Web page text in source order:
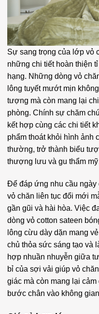
Sự sang trọng của lớp vỏ
những chi tiết hoàn thiện
hạng. Những dòng vỏ
lông tuyết mướt mịn
tượng mà còn mang lại
phòng. Chính sự chăm
kết hợp cùng các chi tiết
phẩm thoát khỏi hình ảnh
thường, trở thành biểu
thượng lưu và gu thẩm mỹ
Để đáp ứng nhu cầu ngày
vỏ chăn liên tục đổi mới
gần gũi và hài hòa. Việc
dòng vỏ cotton sateen
lông cừu dày dặn mang
chủ thỏa sức sáng tạo và
hợp nhuần nhuyễn giữa
bỉ của sợi vải giúp vỏ
giác mà còn mang lại
bước chân vào không